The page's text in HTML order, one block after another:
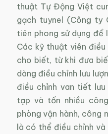
thuật Tự Động Việt
gạch tuynel (Công ty
tiên phong sử dụng để
Các kỹ thuật viên
cho biết, từ khi đưa
dàng điều chỉnh lưu
điều chỉnh van tiết
tạp và tốn nhiều
phòng vận hành, công
là có thể điều chỉnh